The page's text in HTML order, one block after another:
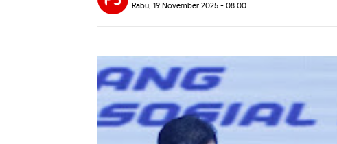
Rabu, 19 November 2025 - 08.00